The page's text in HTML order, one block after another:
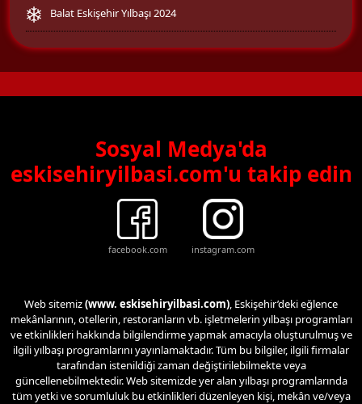
Balat Eskişehir Yılbaşı 2024
Sosyal Medya'da
eskisehiryilbasi.com'u takip edin
facebook.com instagram.com
Web sitemiz(www. eskisehiryilbasi.com), Eskişehir’deki eğlence
mekânlarının, otellerin, restoranların vb. işletmelerin yılbaşı programları
ve etkinlikleri hakkında bilgilendirme yapmak amacıyla oluşturulmuş ve
ilgili yılbaşı programlarını yayınlamaktadır. Tüm bu bilgiler, ilgili firmalar
tarafından istenildiği zaman değiştirilebilmekte veya
güncellenebilmektedir. Web sitemizde yer alan yılbaşı programlarında
tüm yetki ve sorumluluk bu etkinlikleri düzenleyen kişi, mekân ve/veya